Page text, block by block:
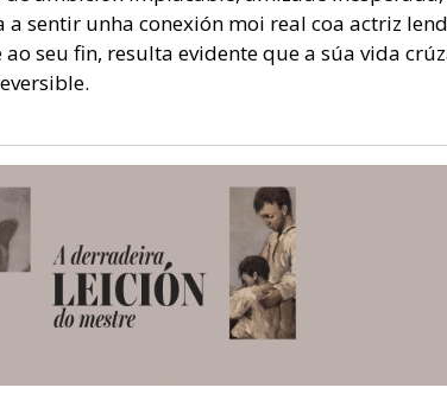
sentir unha conexión moi real coa actriz
seu fin, resulta evidente que a súa vida